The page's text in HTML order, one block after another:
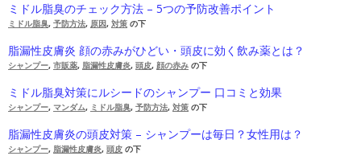
ミドル脂臭のチェック方法 – 5つの予防改善ポイント
ミドル脂臭, 予防方法, 原因, 対策 の下
脂漏性皮膚炎 顔の赤みがひどい・頭皮に効く飲み薬とは？
シャンプー, 市販薬, 脂漏性皮膚炎, 頭皮, 顔の赤み の下
ミドル脂臭対策にルシードのシャンプー 口コミと効果
シャンプー, マンダム, ミドル脂臭, 予防方法, 対策 の下
脂漏性皮膚炎の頭皮対策 – シャンプーは毎日？女性用は？
シャンプー, 脂漏性皮膚炎, 頭皮 の下